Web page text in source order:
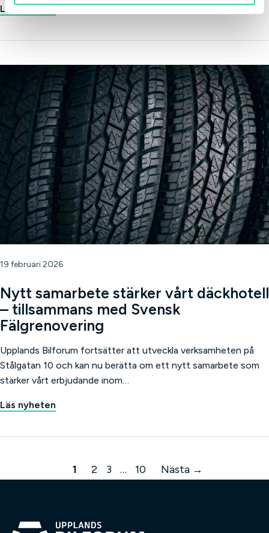
Läs nyheten
19 februari 2026
Nytt samarbete stärker vårt däckhotell
– tillsammans med Svensk
Fälgrenovering
Upplands Bilforum fortsätter att utveckla verksamheten på
Stålgatan 10 och kan nu berätta om ett nytt samarbete som
stärker vårt erbjudande inom…
Läs nyheten
1 2 3 … 10 Nästa →